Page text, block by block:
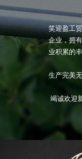
笑迎盈工
企业，拥
业积累的
生产完美
竭诚欢迎